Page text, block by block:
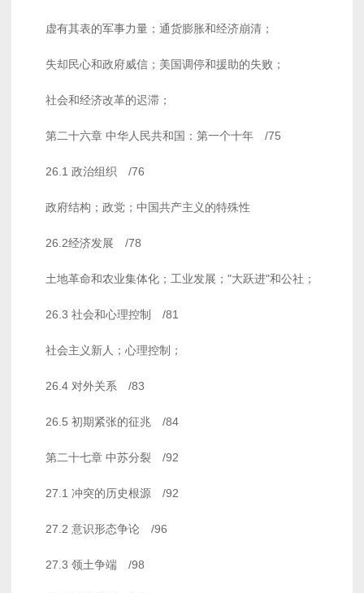
虚有其表的军事力量；通货膨胀和经济崩清；
失却民心和政府威信；美国调停和援助的失败；
社会和经济改革的迟滞；
第二十六章 中华人民共和国：第一个十年 /75
26.1 政治组织 /76
政府结构；政党；中国共产主义的特殊性
26.2经济发展 /78
土地革命和农业集体化；工业发展；"大跃进"和公社；
26.3 社会和心理控制 /81
社会主义新人；心理控制；
26.4 对外关系 /83
26.5 初期紧张的征兆 /84
第二十七章 中苏分裂 /92
27.1 冲突的历史根源 /92
27.2 意识形态争论 /96
27.3 领土争端 /98